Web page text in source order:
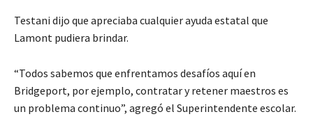
Testani dijo que apreciaba cualquier ayuda estatal que
Lamont pudiera brindar.
“Todos sabemos que enfrentamos desafíos aquí en
Bridgeport, por ejemplo, contratar y retener maestros es
un problema continuo”, agregó el Superintendente escolar.